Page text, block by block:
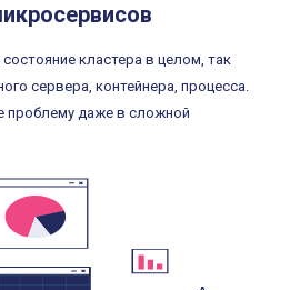
кластера в целом, так
сервера, контейнера, процесса.
проблему даже в сложной